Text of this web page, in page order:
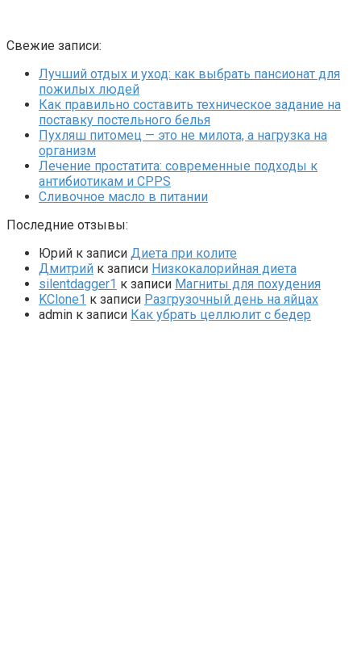
Свежие записи:
Лучший отдых и уход: как выбрать пансионат для
пожилых людей
Как правильно составить техническое задание на
поставку постельного белья
Пухляш питомец — это не милота, а нагрузка на
организм
Лечение простатита: современные подходы к
антибиотикам и CPPS
Сливочное масло в питании
Последние отзывы:
Юрий к записи Диета при колите
Дмитрий к записи Низкокалорийная диета
silentdagger1 к записи Магниты для похудения
KClone1 к записи Разгрузочный день на яйцах
admin к записи Как убрать целлюлит с бедер